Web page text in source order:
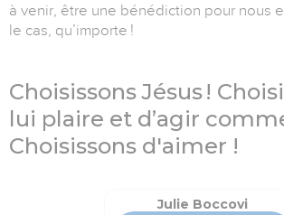
à venir, être une bénédiction pour nous
le cas, qu’importe !
Choisissons Jésus !
lui plaire et d’agir
Choisissons d'aimer !
Julie Boccovi